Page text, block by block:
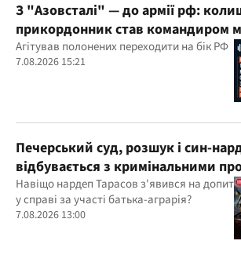
З "Азовсталі" — до армії рф:
прикордонник став командиром
розрахунку окупантів
Агітував полонених переходити на бік РФ
7.08.2026 15:21
Печерський суд, розшук і син-
відбувається з кримінальними
за участі агробарона Тарасова?
Навіщо нардеп Тарасов з'явився на допит
у справі за участі батька-аграрія?
7.08.2026 13:00